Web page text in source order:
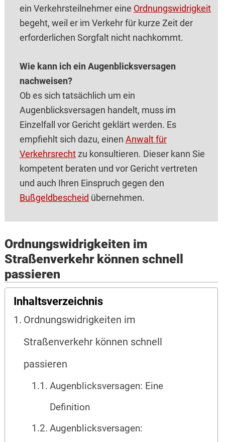
ein Verkehrsteilnehmer eine Ordnungswidrigkeit
begeht, weil er im Verkehr für kurze Zeit der
erforderlichen Sorgfalt nicht nachkommt.
Wie kann ich ein Augenblicksversagen
nachweisen?
Ob es sich tatsächlich um ein
Augenblicksversagen handelt, muss im
Einzelfall vor Gericht geklärt werden. Es
empfiehlt sich dazu, einen Anwalt für
Verkehrsrechtzu konsultieren. Dieser kann Sie
kompetent beraten und vor Gericht vertreten
und auch Ihren Einspruch gegen den
Bußgeldbescheid übernehmen.
Ordnungswidrigkeiten im
Straßenverkehr können schnell
passieren
Inhaltsverzeichnis
Ordnungswidrigkeiten im
Straßenverkehr können schnell
passieren
Augenblicksversagen: Eine
Definition
Augenblicksversagen: